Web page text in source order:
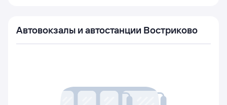
Автовокзалы и автостанции Востриково